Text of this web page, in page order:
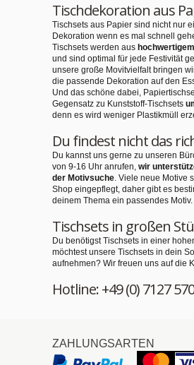
Tischdekoration aus
Tischsets aus Papier sind nicht nur
Dekoration wenn es mal schnell
Tischsets werden aus
und sind optimal für jede Festivität
unsere große Movitvielfalt bringen
die passende Dekoration auf den
Und das schöne dabei,
Gegensatz zu Kunststoff-Tischsets
denn es wird weniger Plastikmüll
Du findest nicht das
Du kannst uns gerne zu unseren
von 9-16 Uhr anrufen, wir
der Motivsuche. Viele neue Motive
Shop eingepflegt, daher gibt es
deinem Thema ein passendes Motiv.
Tischsets in großen
Du benötigst Tischsets in einer
möchtest unsere Tischsets in dein
aufnehmen? Wir freuen uns auf die
Hotline: +49 (0) 7127
ZAHLUNGSARTEN